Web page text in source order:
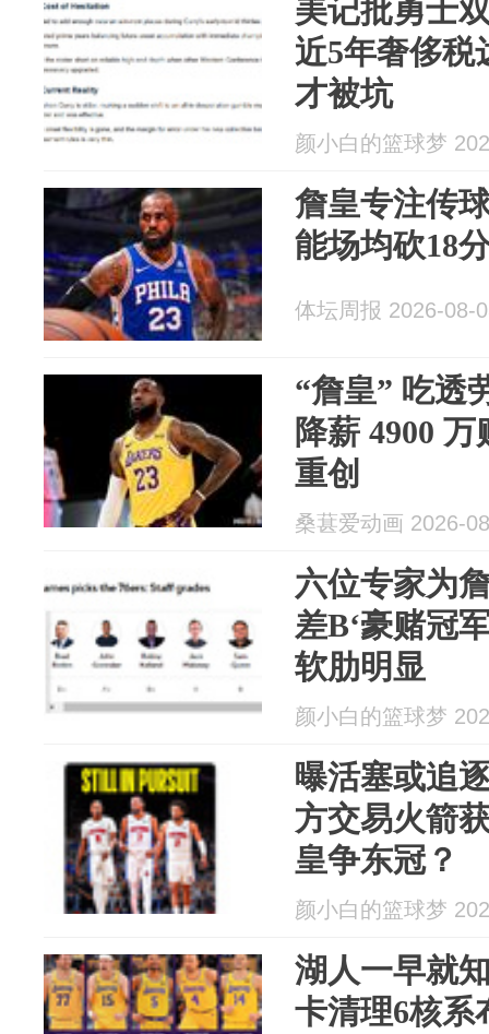
美记批勇士
近5年奢侈税
才被坑
颜小白的篮球梦
詹皇专注传
能场均砍18
体坛周报 2026-08-
“詹皇” 吃透
降薪 4900
重创
桑葚爱动画 2026-
六位专家为
差B‘豪赌冠
软肋明显
颜小白的篮球梦
曝活塞或追
方交易火箭
皇争东冠？
颜小白的篮球梦
湖人一早就
卡清理6核系